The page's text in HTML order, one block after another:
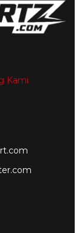
Kami